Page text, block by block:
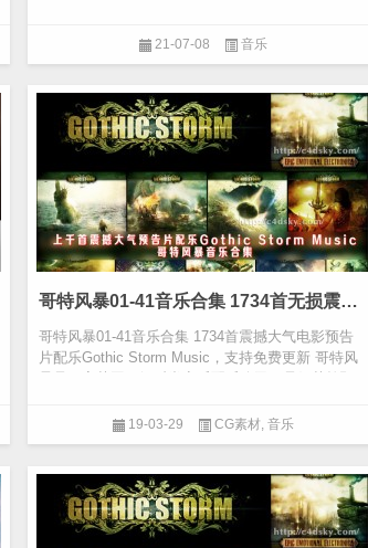
21-07-08 音乐
哥特风暴01-41音乐合集 1734首无损震撼大气电影预告片配乐Gothic Storm Music，支持免费更新
哥特风暴01-41音乐合集 1734首震撼大气电影预告
片配乐Gothic Storm Music，支持免费更新 哥特风
19-03-29 CG素材, 音乐